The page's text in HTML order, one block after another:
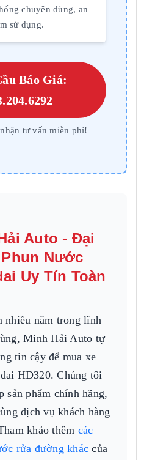
chuyên dùng, an
sử dụng.
Báo Giá:
tư vấn miễn phí!
Auto - Đại
Nước
Uy Tín Toàn
nhiều năm trong lĩnh
Minh Hải Auto tự
tin cậy để mua xe
HD320. Chúng tôi
sản phẩm chính hãng,
dịch vụ khách hàng
khảo thêm các
rửa đường khác của